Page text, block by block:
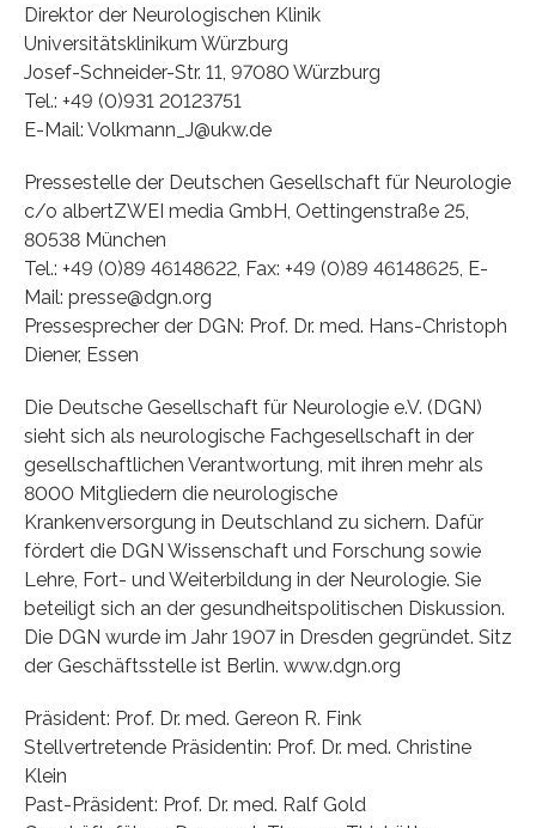
Direktor der Neurologischen Klinik
Universitätsklinikum Würzburg
Josef-Schneider-Str. 11, 97080 Würzburg
Tel.: +49 (0)931 20123751
E-Mail: Volkmann_J@ukw.de
Pressestelle der Deutschen Gesellschaft für Neurologie
c/o albertZWEI media GmbH, Oettingenstraße 25,
80538 München
Tel.: +49 (0)89 46148622, Fax: +49 (0)89 46148625, E-
Mail: presse@dgn.org
Pressesprecher der DGN: Prof. Dr. med. Hans-Christoph
Diener, Essen
Die Deutsche Gesellschaft für Neurologie e.V. (DGN)
sieht sich als neurologische Fachgesellschaft in der
gesellschaftlichen Verantwortung, mit ihren mehr als
8000 Mitgliedern die neurologische
Krankenversorgung in Deutschland zu sichern. Dafür
fördert die DGN Wissenschaft und Forschung sowie
Lehre, Fort- und Weiterbildung in der Neurologie. Sie
beteiligt sich an der gesundheitspolitischen Diskussion.
Die DGN wurde im Jahr 1907 in Dresden gegründet. Sitz
der Geschäftsstelle ist Berlin. www.dgn.org
Präsident: Prof. Dr. med. Gereon R. Fink
Stellvertretende Präsidentin: Prof. Dr. med. Christine
Klein
Past-Präsident: Prof. Dr. med. Ralf Gold